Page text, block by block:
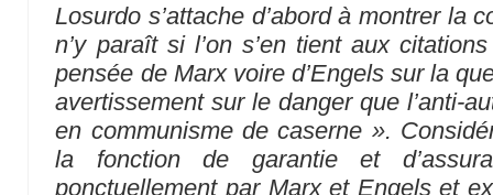
Losurdo s’attache d’abord à montrer la
n’y paraît si l’on s’en tient aux
pensée de Marx voire d’Engels sur la
avertissement sur le danger que l’anti-
en communisme de caserne ».
la fonction de garantie et
ponctuellement par Marx et Engels et